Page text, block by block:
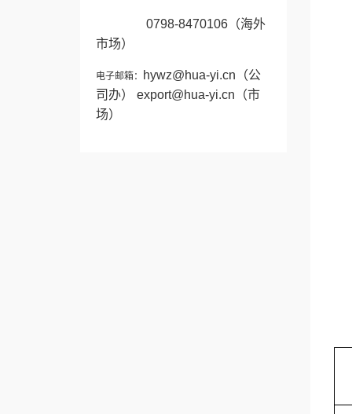
0798-8470106 （海外
市场）
电子邮箱： hywz@hua-yi.cn （公
司办）
export@hua-yi.cn （市
场）